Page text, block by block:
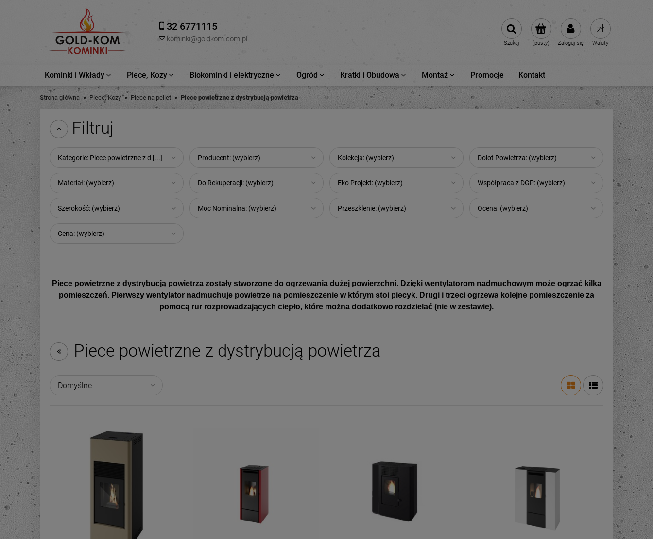
32 6771115
kominki@goldkom.com.pl (pusty) Zaloguj się
Szukaj Waluty
Kominki i Wkłady Piece, Kozy Biokominki i elektryczne Ogród Kratki i Obudowa Montaż Promocje Kontakt
Strona główna Piece, Kozy Piece na pellet Piece powietrzne z dystrybucją powietrza
Filtruj
Kategorie: Piece powietrzne z d [...] Producent: (wybierz) Kolekcja: (wybierz) Dolot Powietrza: (wybierz)
Materiał: (wybierz) Do Rekuperacji: (wybierz) Eko Projekt: (wybierz) Współpraca z DGP: (wybierz)
Szerokość: (wybierz) Moc Nominalna: (wybierz) Przeszklenie: (wybierz) Ocena: (wybierz)
Cena: (wybierz)
Piece powietrzne z dystrybucją powietrzazostały stworzone do ogrzewania dużej powierzchni. Dzięki wentylatorom nadmuchowym może ogrzać kilka
pomieszczeń. Pierwszy wentylator nadmuchuje powietrze na pomieszczenie w którym stoi piecyk. Drugi i trzeci ogrzewa kolejne pomieszczenie za
pomocą rur rozprowadzających ciepło, które można dodatkowo rozdzielać (nie w zestawie).
Piece powietrzne z dystrybucją powietrza